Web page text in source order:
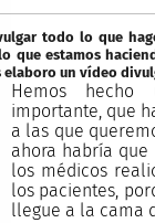
todo lo que
que estamos
elaboro un vídeo
Hemos hecho
importante, que
a las que
ahora habría
los médicos
los pacientes,
llegue a la cama